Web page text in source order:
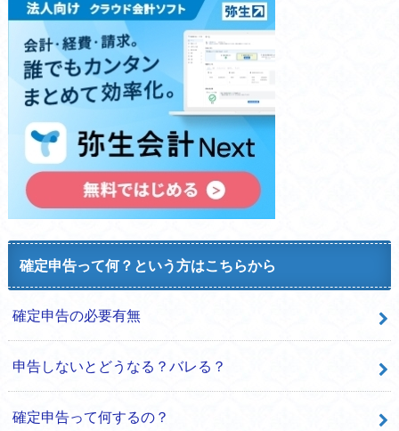
確定申告って何？という方はこちらから
確定申告の必要有無
申告しないとどうなる？バレる？
確定申告って何するの？